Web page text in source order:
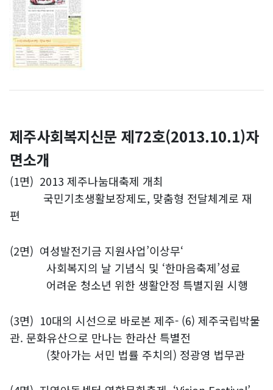
제주사회복지신문 제72호(2013.10.1)자
면소개
(1면) 2013 제주나눔대축제 개최
국민기초생활보장제도, 맞춤형 전달체계로 재
편
(2면) 여성발전기금 지원사업’이상무‘
사회복지의 날 기념식 및 ‘한마음축제’성료
어려운 청소년 위한 생활안정 특별지원 시행
(3면) 10대의 시선으로 바로본 제주- (6) 제주국립박물
관. 문화유산으로 만나는 한라산 특별전
(찾아가는 서민 법률 주치의) 정광영 법무관